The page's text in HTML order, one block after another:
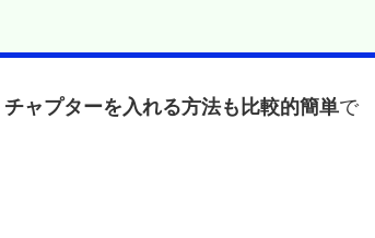
チャプターを入れる方法も比較的簡単で